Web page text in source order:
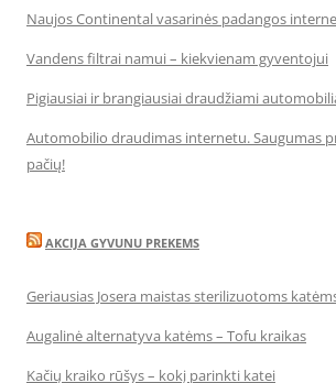
Naujos Continental vasarinės padangos
Vandens filtrai namui – kiekvienam gyventojui
Pigiausiai ir brangiausiai draudžiami
Automobilio draudimas internetu. Saugumas
pačių!
AKCIJA GYVUNU PREKEMS
Geriausias Josera maistas sterilizuotoms
Augalinė alternatyva katėms – Tofu kraikas
Kačių kraiko rūšys – kokį parinkti katei